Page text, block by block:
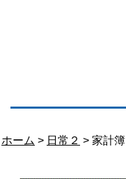
ホーム > 日常２ > 家計